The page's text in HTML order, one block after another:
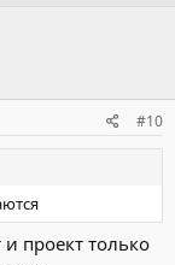
#10
проект только